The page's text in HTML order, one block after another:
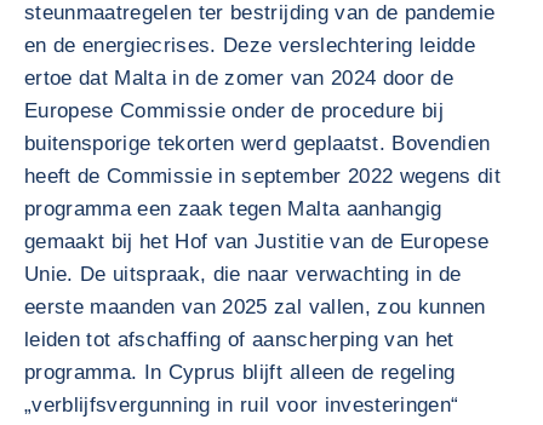
steunmaatregelen ter bestrijding van de pandemie
en de energiecrises. Deze verslechtering leidde
ertoe dat Malta in de zomer van 2024 door de
Europese Commissie onder de procedure bij
buitensporige tekorten werd geplaatst. Bovendien
heeft de Commissie in september 2022 wegens dit
programma een zaak tegen Malta aanhangig
gemaakt bij het Hof van Justitie van de Europese
Unie. De uitspraak, die naar verwachting in de
eerste maanden van 2025 zal vallen, zou kunnen
leiden tot afschaffing of aanscherping van het
programma. In Cyprus blijft alleen de regeling
„verblijfsvergunning in ruil voor investeringen“